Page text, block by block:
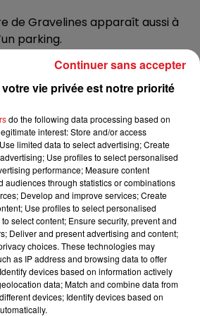
de Gravelines apparaît aussi à
parking.
du territoire ont participé au
figurants, à montreuil,
grande scène de liesse place
Dunkerque.
vie privée est notre priorité
do the following data processing based on
interest: Store and/or access
limited data to select advertising; Create
Use profiles to select personalised
performance; Measure content
audiences through statistics or combinations
Develop and improve services; Create
Use profiles to select personalised
select content; Ensure security, prevent and
Deliver and present advertising and content;
choices. These technologies may
as IP address and browsing data to offer
devices based on information actively
data; Match and combine data from
devices; Identify devices based on
Continuer sans accepter